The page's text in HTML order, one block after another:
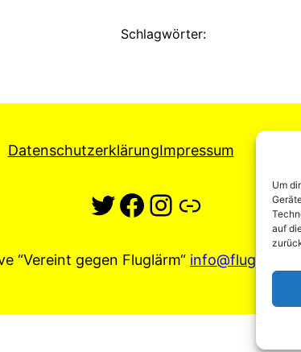
Um
auf
Schlagwörter:
DatenschutzerklärungImpressum
https://
https://https://melden
“Vereint gegen Fluglärm“